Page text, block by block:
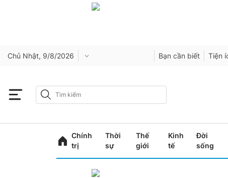
Chủ Nhật, 9/8/2026 Bạn cần biết Tiện
Chính
trị
Thời
sự
Thế
giới
Kinh
tế
Đời
sống